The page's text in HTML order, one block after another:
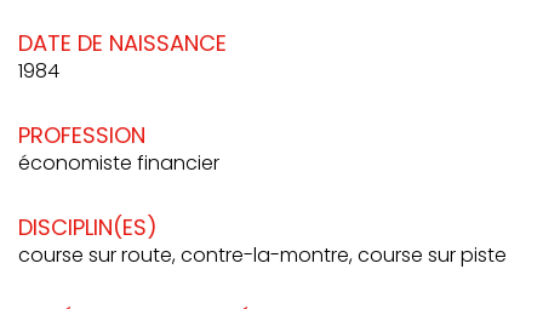
DATE DE NAISSANCE
1984
PROFESSION
économiste financier
DISCIPLIN(ES)
course sur route, contre-la-montre, course sur piste